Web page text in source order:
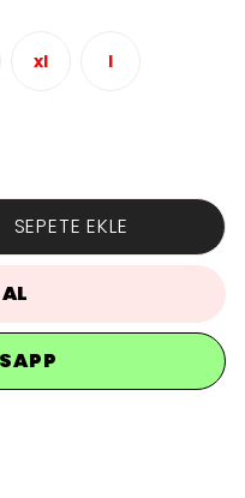
xl l
SEPETE EKLE